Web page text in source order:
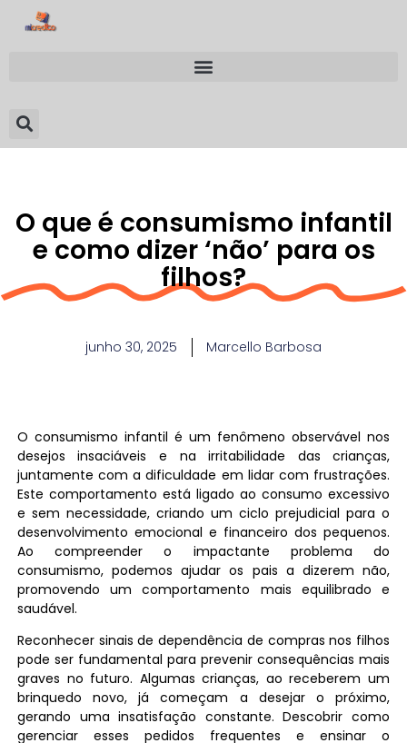
O que é consumismo infantil
e como dizer ‘não’ para os
filhos?
junho 30, 2025 Marcello Barbosa
O consumismo infantil é um fenômeno observável nos
desejos insaciáveis e na irritabilidade das crianças,
juntamente com a dificuldade em lidar com frustrações.
Este comportamento está ligado ao consumo excessivo
e sem necessidade, criando um ciclo prejudicial para o
desenvolvimento emocional e financeiro dos pequenos.
Ao compreender o impactante problema do
consumismo, podemos ajudar os pais a dizerem não,
promovendo um comportamento mais equilibrado e
saudável.
Reconhecer sinais de dependência de compras nos filhos
pode ser fundamental para prevenir consequências mais
graves no futuro. Algumas crianças, ao receberem um
brinquedo novo, já começam a desejar o próximo,
gerando uma insatisfação constante. Descobrir como
gerenciar esses pedidos frequentes e ensinar o